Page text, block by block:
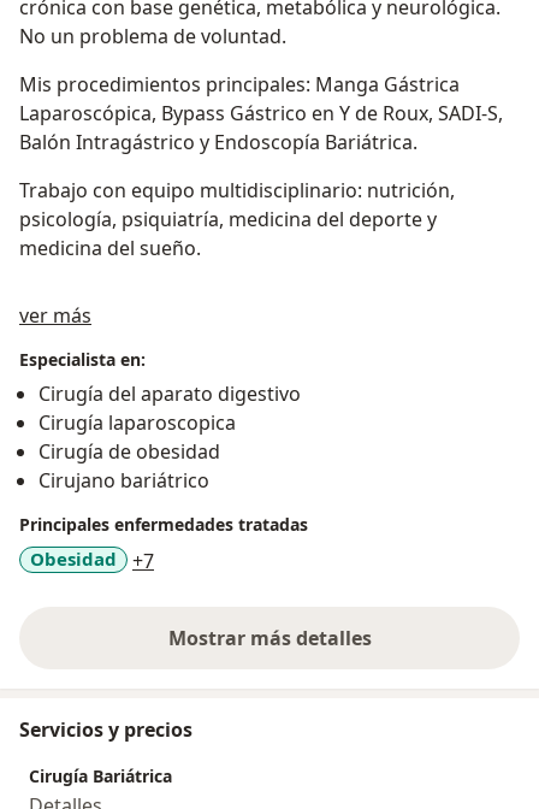
crónica con base genética, metabólica y neurológica.
No un problema de voluntad.
Mis procedimientos principales: Manga Gástrica
Laparoscópica, Bypass Gástrico en Y de Roux, SADI-S,
Balón Intragástrico y Endoscopía Bariátrica.
Trabajo con equipo multidisciplinario: nutrición,
psicología, psiquiatría, medicina del deporte y
medicina del sueño.
ver más
Especialista en:
Cirugía del aparato digestivo
Cirugía laparoscopica
Cirugía de obesidad
Cirujano bariátrico
Principales enfermedades tratadas
Obesidad +7a11y_sr_more_diseases
Mostrar más detalles
sobre la experiencia
Servicios y precios
Cirugía Bariátrica